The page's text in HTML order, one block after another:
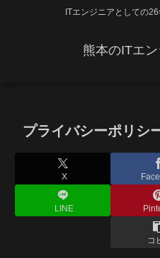
ITエンジニアとしての
熊本のITエ
プライバシーポリシ
X
LINE
コ